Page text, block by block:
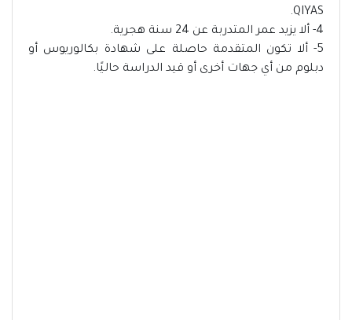
QIYAS.
4- ألا يزيد عمر المتدربة عن 24 سنة هجرية.
5- ألا تكون المتقدمة حاصلة على شهادة بكالوريوس أو
دبلوم من أي جهات أخرى أو قيد الدراسة حاليًا.